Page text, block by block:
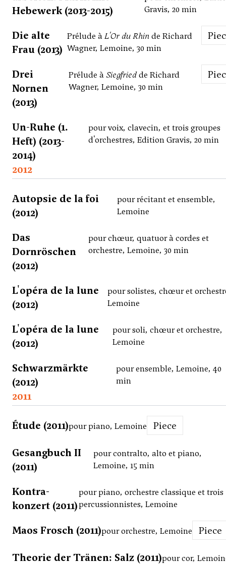
Hebewerk (2013-2015)
Gravis, 20 min
Die alte
Frau (2013)
Prélude àL'Or du Rhinde Richard
Wagner, Lemoine, 30 min
Drei
Nornen
(2013)
Prélude àSiegfriedde Richard
Wagner, Lemoine, 30 min
Un-Ruhe (1.
Heft) (2013-
2014)
pour voix, clavecin, et trois groupes
d'orchestres, Edition Gravis, 20 min
2012
Autopsie de la foi
(2012)
pour récitant et ensemble,
Lemoine
Das
Dornröschen
(2012)
pour chœur, quatuor à cordes et
orchestre, Lemoine, 30 min
L'opéra de la lune
(2012)
pour solistes, chœur et
Lemoine
L'opéra de la lune
(2012)
pour soli, chœur et orchestre,
Lemoine
Schwarzmärkte
(2012)
pour ensemble, Lemoine, 40
min
2011
Étude (2011)pour piano, Lemoine Piece
Gesangbuch II
(2011)
pour contralto, alto et piano,
Lemoine, 15 min
Kontra-
konzert (2011)
pour piano, orchestre classique et trois
percussionnistes, Lemoine
Maos Frosch (2011)pour orchestre, Lemoine Piece
Theorie der Tränen: Salz (2011)pour cor,